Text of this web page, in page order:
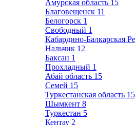
Амурская область 15
Благовещенск 11
Белогорск 1
Свободный 1
Кабардино-Балкарская
Нальчик 12
Баксан 1
Прохладный 1
Абай область 15
Семей 15
Туркестанская область 15
Шымкент 8
Туркестан 5
Кентау 2